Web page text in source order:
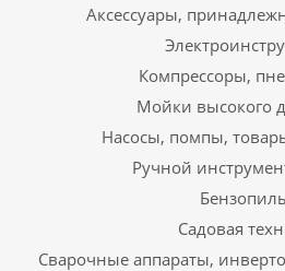
Аксессуары,
Компрессоры,
Мойки высокого
Насосы, помпы,
Ручной
Садовая
Сварочные аппараты,